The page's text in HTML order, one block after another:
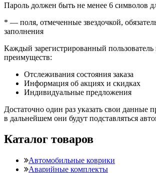
Пароль должен быть не менее 6 символов
* — поля, отмеченные звездочкой,
заполнения
Каждый зарегистрированный пользователь
преимуществ:
Отслеживания состояния заказа
Информация об акциях и скидках
Индивидуальные предложения
Достаточно один раз указать свои данные
в дальнейшем они будут подставляться
Каталог товаров
Автомобильные коврики
Аварийные комплекты